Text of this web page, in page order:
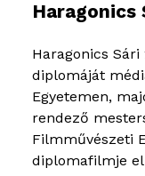
Haragonics
Haragonics
diplomáját
Egyetemen,
rendező
Filmművészeti
diplomafilmje